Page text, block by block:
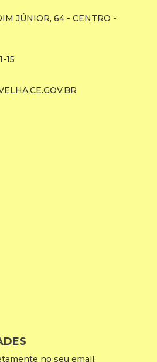
JÚNIOR, 64 - CENTRO -
15
no seu email.